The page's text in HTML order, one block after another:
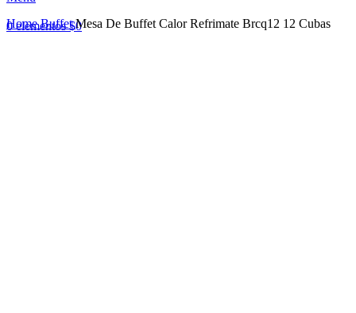
0elementos $0
HomeBuffetMesa De Buffet Calor Refrimate Brcq12 12 Cubas